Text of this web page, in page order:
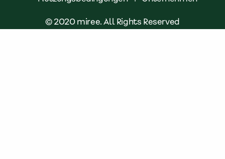
© 2020 miree. All Rights Reserved